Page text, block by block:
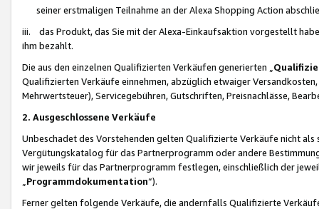
seiner erstmaligen Teilnahme an der Alexa Shopping Action
iii. das Produkt, das Sie mit der Alexa-Einkaufsaktion vorgestellt
ihm bezahlt.
Die aus den einzelnen Qualifizierten Verkäufen generierten „
Qualifizierten Verkäufe einnehmen, abzüglich etwaiger
Mehrwertsteuer), Servicegebühren, Gutschriften, Preisnachlässe,
2. Ausgeschlossene Verkäufe
Unbeschadet des Vorstehenden gelten Qualifizierte Verkäufe nicht
Vergütungskatalog für das Partnerprogramm oder andere
wir jeweils für das Partnerprogramm festlegen, einschließlich der
Programmdokumentation“).
Ferner gelten folgende Verkäufe, die andernfalls Qualifizierte